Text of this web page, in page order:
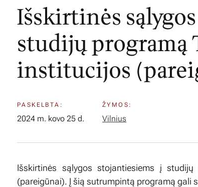
Išskirtinės
studijų programą
institucijos
PASKELBTA:
2024 m. kovo 25 d.
ŽYMOS:
Vilnius
Išskirtinės sąlygos stojantiesiems į
(pareigūnai). Į šią sutrumpintą programą gali